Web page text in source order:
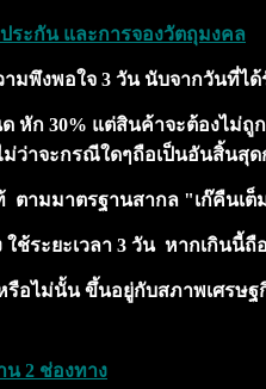
ระกัน และการจองวัตถุมงคล
ามพึงพอใจ 3 วัน นับจากวันที่ไ
หัก 30% แต่สินค้าจะต้องไม่ถู
ว่าจะกรณีใดๆถือเป็นอันสิ้นสุ
ตามมาตรฐานสากล "เก๊คืนเต็
ใช้ระยะเวลา 3 วัน หากเกินนี้
รือไม่นั้น ขึ้นอยู่กับสภาพเศรษฐ
น 2 ช่องทาง